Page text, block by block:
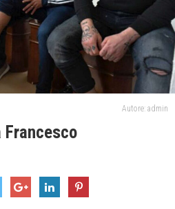
Autore: admin
Francesco